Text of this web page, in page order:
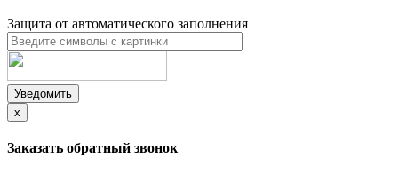
Защита от автоматического заполнения
Уведомить
x
Заказать обратный звонок